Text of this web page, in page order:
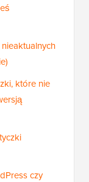
które nie
czy